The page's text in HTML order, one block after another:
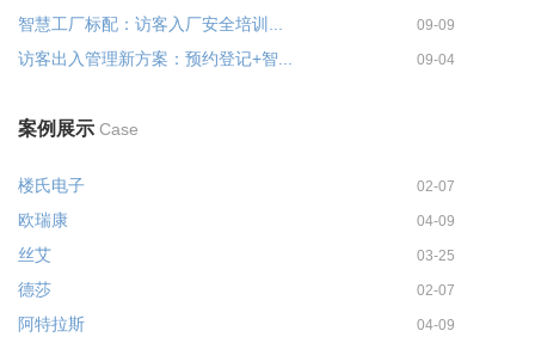
智慧工厂标配：访客入厂安全培训... 09-09
访客出入管理新方案：预约登记+智... 09-04
案例展示 Case
楼氏电子 02-07
欧瑞康 04-09
丝艾 03-25
德莎 02-07
阿特拉斯 04-09